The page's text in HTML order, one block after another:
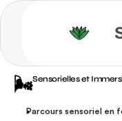
🌬️Sensorielles et
Parcours sensoriel en